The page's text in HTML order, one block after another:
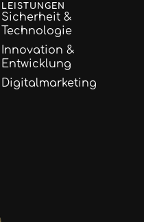
LEISTUNGEN
Sicherheit &
Technologie
Innovation &
Entwicklung
Digitalmarketing